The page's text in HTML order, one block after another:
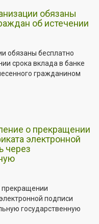
обязаны
об истечении
обязаны бесплатно
срока вклада в банке
гражданином
о прекращении
электронной
через
прекращении
подписи
государственную